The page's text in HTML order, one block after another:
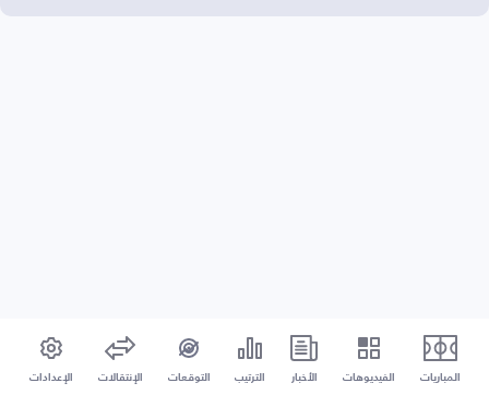
المباريات الفيديوهات الأخبار الترتيب التوقعات الإنتقالات الإعدادات